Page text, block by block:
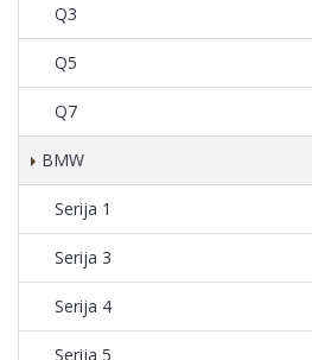
Q3
Q5
Q7
BMW
Serija 1
Serija 3
Serija 4
Serija 5